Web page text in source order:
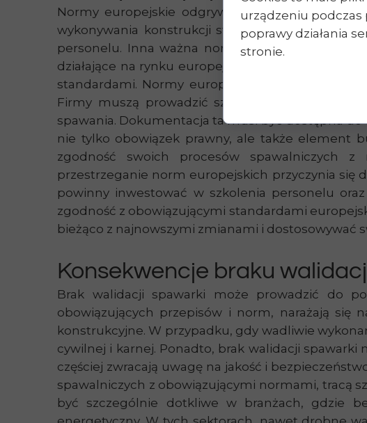
Normy europejskie odgrywają kluczową rolę w
wykonywania konstrukcji stalowych i
personelu. Inna ważna norma to EN ISO 3834,
działające na rynku europejskim muszą
standardami. Normy europejskie określają
Firmy muszą prowadzić szczegółową
spawania. Dokumentacja ta musi być dostępna
nie tylko obowiązek prawny, ale także element
zgodność swoich procesów spawalniczych
przestrzeganie norm europejskich przyczynia się
powinny inwestować w szkolenia personelu
zgodność z obowiązującymi standardami
bieżąco z najnowszymi zmianami i dostosowywać
Konsekwencje braku
Brak walidacji spawarki może prowadzić do
obowiązujących przepisów i norm, narażają się
konstrukcyjne. W przypadku, gdy wadliwie
cywilnej i karnej. Ponadto, brak walidacji
częściej zwracają uwagę na jakość i
spawalniczych z obowiązującymi normami, tracą
być szczególnie dotkliwe w branżach, gdzie
urządzeniu
poprawy działania
stronie.